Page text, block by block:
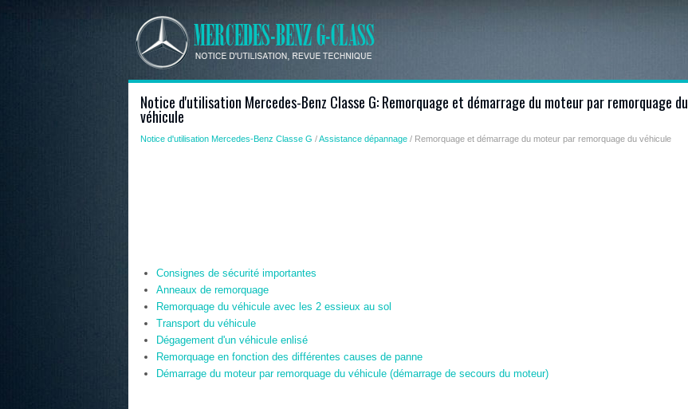
Notice d'utilisation Mercedes-Benz Classe G: Remorquage et démarrage du moteur par remorquage du
véhicule
Notice d'utilisation Mercedes-Benz Classe G /Assistance dépannage/ Remorquage et démarrage du moteur par remorquage du véhicule
Consignes de sécurité importantes
Anneaux de remorquage
Remorquage du véhicule avec les 2 essieux au sol
Transport du véhicule
Dégagement d'un véhicule enlisé
Remorquage en fonction des différentes causes de panne
Démarrage du moteur par remorquage du véhicule (démarrage de secours du moteur)